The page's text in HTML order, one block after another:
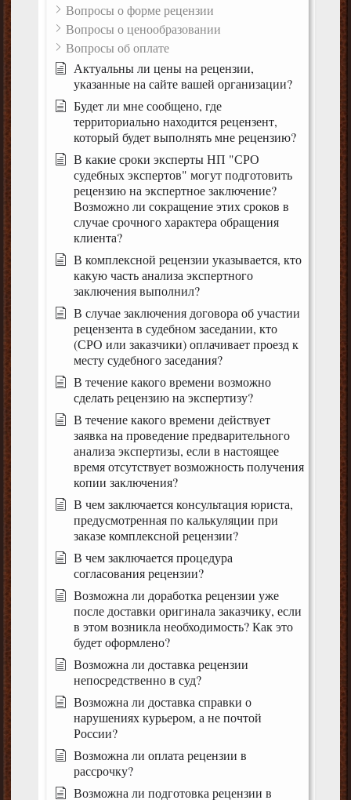
Вопросы о форме рецензии
Вопросы о ценообразовании
Вопросы об оплате
Актуальны ли цены на рецензии,
указанные на сайте вашей организации?
Будет ли мне сообщено, где
территориально находится рецензент,
который будет выполнять мне рецензию?
В какие сроки эксперты НП "СРО
судебных экспертов" могут подготовить
рецензию на экспертное заключение?
Возможно ли сокращение этих сроков в
случае срочного характера обращения
клиента?
В комплексной рецензии указывается, кто
какую часть анализа экспертного
заключения выполнил?
В случае заключения договора об участии
рецензента в судебном заседании, кто
(СРО или заказчики) оплачивает проезд к
месту судебного заседания?
В течение какого времени возможно
сделать рецензию на экспертизу?
В течение какого времени действует
заявка на проведение предварительного
анализа экспертизы, если в настоящее
время отсутствует возможность получения
копии заключения?
В чем заключается консультация юриста,
предусмотренная по калькуляции при
заказе комплексной рецензии?
В чем заключается процедура
согласования рецензии?
Возможна ли доработка рецензии уже
после доставки оригинала заказчику, если
в этом возникла необходимость? Как это
будет оформлено?
Возможна ли доставка рецензии
непосредственно в суд?
Возможна ли доставка справки о
нарушениях курьером, а не почтой
России?
Возможна ли оплата рецензии в
рассрочку?
Возможна ли подготовка рецензии в